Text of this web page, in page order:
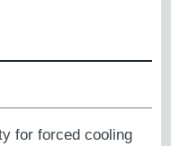
for forced cooling